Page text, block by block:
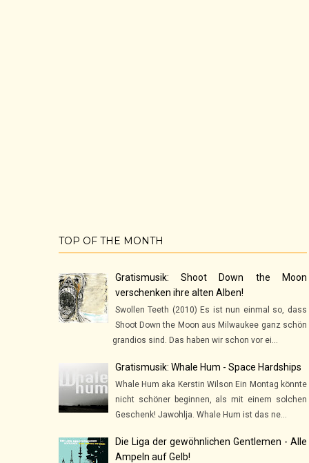
TOP OF THE MONTH
Gratismusik: Shoot Down the Moon
verschenken ihre alten Alben!
Swollen Teeth (2010) Es ist nun einmal so, dass
Shoot Down the Moon aus Milwaukee ganz schön
grandios sind. Das haben wir schon vor ei...
Gratismusik: Whale Hum - Space Hardships
Whale Hum aka Kerstin Wilson Ein Montag könnte
nicht schöner beginnen, als mit einem solchen
Geschenk! Jawohlja. Whale Hum ist das ne...
Die Liga der gewöhnlichen Gentlemen - Alle
Ampeln auf Gelb!